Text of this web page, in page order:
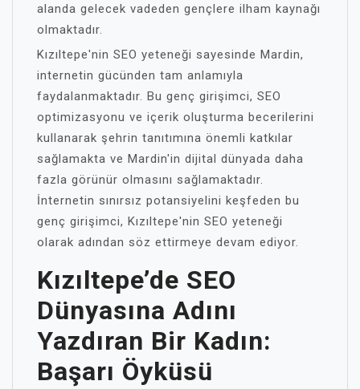
alanda gelecek vadeden gençlere ilham kaynağı
olmaktadır.
Kızıltepe'nin SEO yeteneği sayesinde Mardin,
internetin gücünden tam anlamıyla
faydalanmaktadır. Bu genç girişimci, SEO
optimizasyonu ve içerik oluşturma becerilerini
kullanarak şehrin tanıtımına önemli katkılar
sağlamakta ve Mardin'in dijital dünyada daha
fazla görünür olmasını sağlamaktadır.
İnternetin sınırsız potansiyelini keşfeden bu
genç girişimci, Kızıltepe'nin SEO yeteneği
olarak adından söz ettirmeye devam ediyor.
Kızıltepe’de SEO
Dünyasına Adını
Yazdıran Bir Kadın:
Başarı Öyküsü